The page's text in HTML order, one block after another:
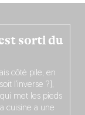
sorti du
côté pile, en
l’inverse ?),
qui met les pieds
cuisine a une